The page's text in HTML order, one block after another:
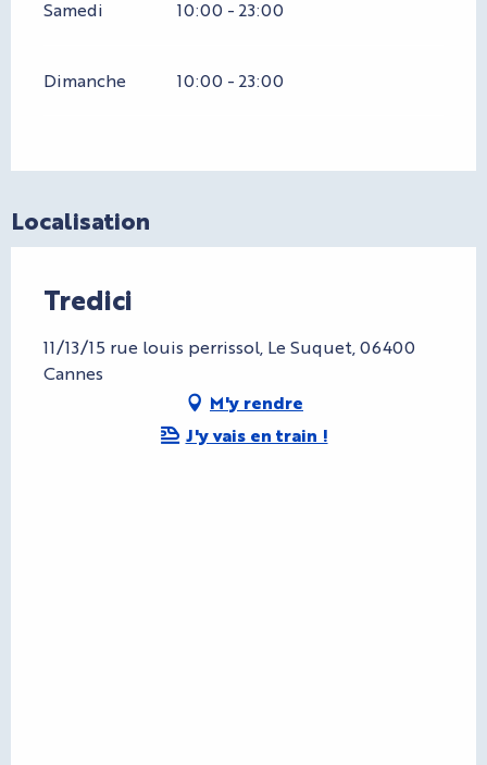
Samedi 10:00 - 23:00
Dimanche 10:00 - 23:00
Localisation
Tredici
11/13/15 rue louis perrissol, Le Suquet, 06400
Cannes
M'y rendre
J'y vais en train !